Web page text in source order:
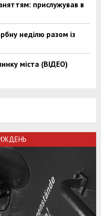
прислужував в
неділю разом із
міста (ВІДЕО)